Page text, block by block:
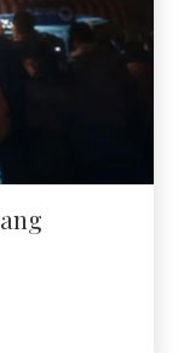
Sayang